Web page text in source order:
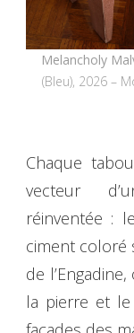
Melancholy
(Bleu), 2026 –
Chaque
vecteur
réinventée :
ciment coloré
de
la pierre et